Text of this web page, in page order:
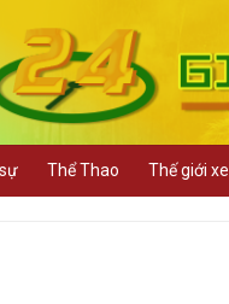
Thể Thao Thế giới xe